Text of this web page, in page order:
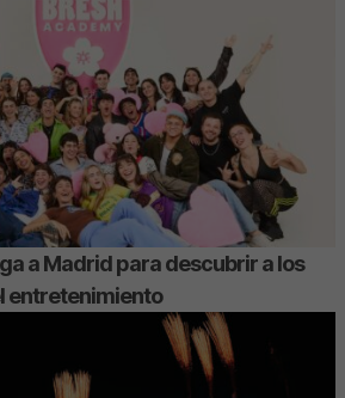
a Madrid para descubrir a los
entretenimiento